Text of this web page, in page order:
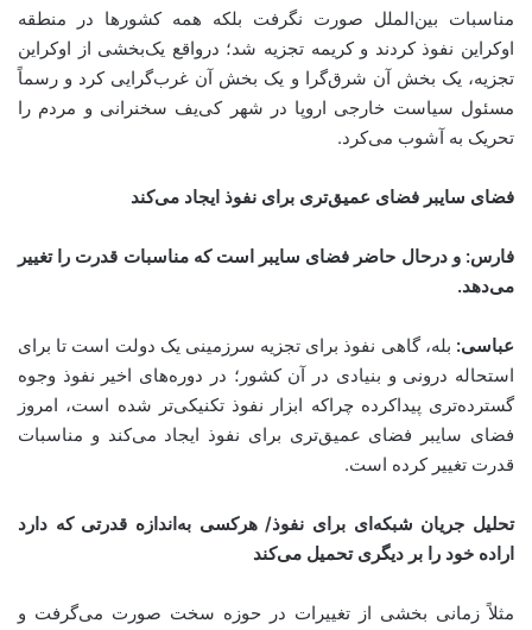
مناسبات بین‌الملل صورت نگرفت بلکه همه کشورها در منطقه
اوکراین نفوذ کردند و کریمه تجزیه شد؛ درواقع یک‌بخشی از اوکراین
تجزیه، یک بخش آن شرق‌گرا و یک بخش آن غرب‌گرایی کرد و رسماً
مسئول سیاست خارجی اروپا در شهر کی‌یف سخنرانی و مردم را
تحریک به آشوب می‌کرد.
فضای سایبر فضای عمیق‌تری برای نفوذ ایجاد می‌کند
فارس: و درحال حاضر فضای سایبر است که مناسبات قدرت را تغییر
می‌دهد.
عباسی: بله،‌ گاهی نفوذ برای تجزیه سرزمینی یک دولت است تا برای
استحاله درونی و بنیادی در آن کشور؛ در دوره‌های اخیر نفوذ وجوه
گسترده‌تری پیداکرده چراکه ابزار نفوذ تکنیکی‌تر شده است، امروز
فضای سایبر فضای عمیق‌تری برای نفوذ ایجاد می‌کند و مناسبات
قدرت تغییر کرده است.
تحلیل جریان شبکه‌ای برای نفوذ/ هرکسی به‌اندازه قدرتی که دارد
اراده خود را بر دیگری تحمیل می‌کند
مثلاً زمانی بخشی از تغییرات در حوزه سخت صورت می‌گرفت و